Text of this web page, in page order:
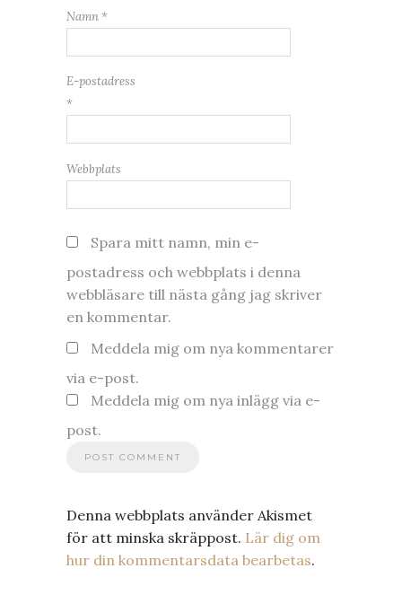
Namn *
E-postadress
*
Webbplats
Spara mitt namn, min e-
postadress och webbplats i denna
webbläsare till nästa gång jag skriver
en kommentar.
Meddela mig om nya kommentarer
via e-post.
Meddela mig om nya inlägg via e-
post.
Denna webbplats använder Akismet
för att minska skräppost. Lär dig om
hur din kommentarsdata bearbetas.